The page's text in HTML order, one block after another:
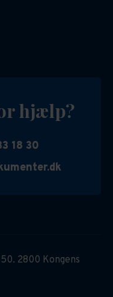
hjælp?
18 30
2800 Kongens